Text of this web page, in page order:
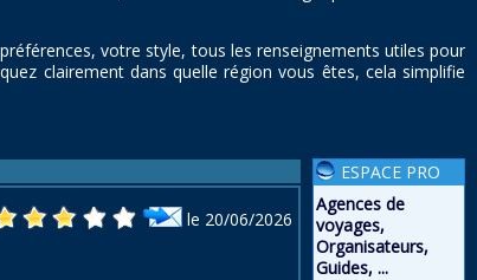
votre style, tous les renseignements utiles pour
clairement dans quelle région vous êtes, cela simplifie
le 20/06/2026
ESPACE PRO
Agences de
voyages,
Organisateurs,
Guides, ...